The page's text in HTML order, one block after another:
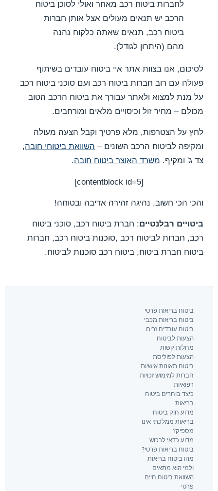
לחברות ביטוח רכב מאחר ואולי לסוכן ביטוח
הרכב יש תנאים מעולים אצל אותן חברות
ביטוח רכב, תנאים שאתה כלקוח נהנה
מהם (היתרון לגודל).
לסיכום, אנו בצוות אתר איי ביטוח עובדים בשיתוף
פעולה עם רוב חברות ביטוח רכב ועם סוכני ביטוח רכב
על מנת למצוא ולאתר עבורך את ביטוח הרכב הטוב
מכולם – מחיר זול וכיסויים מלאים ומורחבים.
לחץ על הצטרפות, מלא פרטיך וקבל הצעה מעולה
ומקיפה לביטוח הרכב השונים – השוואת ביטוחי חובה,
צד ג' ומקיף. משרד האוצר ביטוח חובה.
[contentblock id=5]
והכי הכי חשוב, נהיגה זהירה אדיבה ובטוחה!
ביטויים רבלנטיים: חברת ביטוח רכב, סוכני ביטוח
רכב, חברות לביטוח רכב ,סוכנות ביטוח רכב, חברות
ביטוח חברת ביטוח, ביטוח רכב סוכנות לביטוח.
ביטוח בריאות פרטי
ביטוח בריאות מכבי
ביטוח עובדים זרים
הצעות לביטוח
מחלות קשות
הצעות לפוליסת
ביטוח תאונות אישיות
חברות למימוש זכויות
רפואיות
כיצד בוחרים ביטוח
בריאות
מדוע חוק ביטוח
בריאות ממלכתי אינו
מספיק?
מדוע כדאי לרכוש
ביטוח בריאות פרטי?
מהו ביטוח בריאות
ולמי הוא מתאים
השוואת ביטוח חיים
פרטי